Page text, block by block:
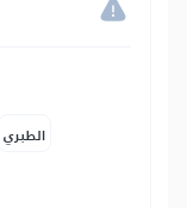
الطبري